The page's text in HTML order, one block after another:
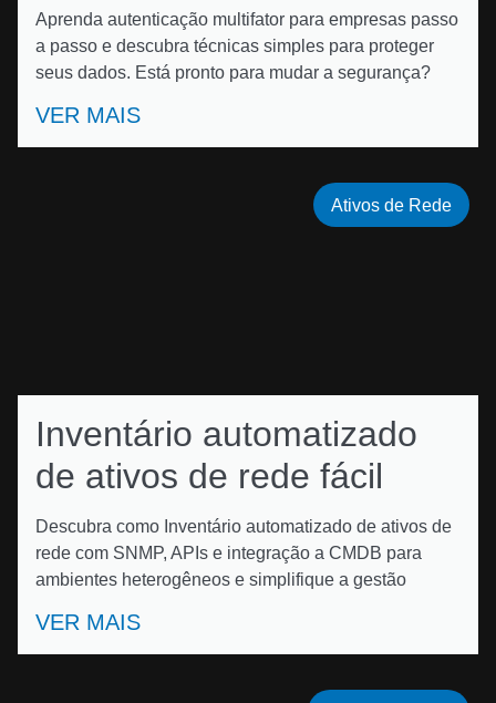
Aprenda autenticação multifator para empresas passo
a passo e descubra técnicas simples para proteger
seus dados. Está pronto para mudar a segurança?
VER MAIS
Inventário automatizado
de ativos de rede fácil
Descubra como Inventário automatizado de ativos de
rede com SNMP, APIs e integração a CMDB para
ambientes heterogêneos e simplifique a gestão
VER MAIS
Ativos de Rede